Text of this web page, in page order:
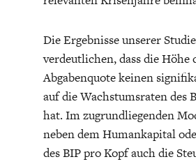
Die Ergebnisse unserer Studie
verdeutlichen, dass die Höhe
Abgabenquote keinen
auf die Wachstumsraten des
hat. Im zugrundliegenden
neben dem Humankapital
des BIP pro Kopf auch die